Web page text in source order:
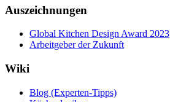
Auszeichnungen
Global Kitchen Design Award 2023
Arbeitgeber der Zukunft
Wiki
Blog (Experten-Tipps)